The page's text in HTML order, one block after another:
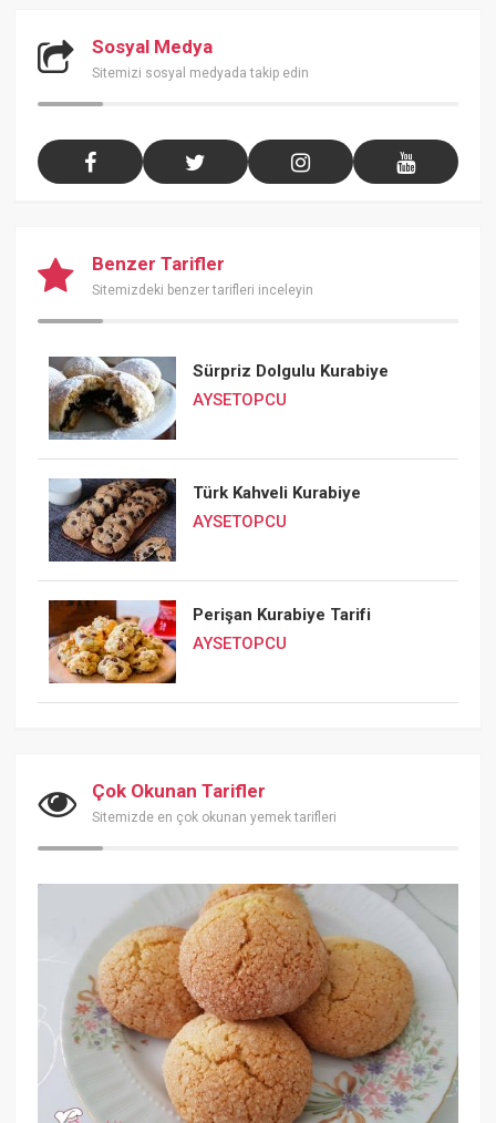
Sosyal Medya
Sitemizi sosyal medyada takip edin
Benzer Tarifler
Sitemizdeki benzer tarifleri inceleyin
Sürpriz Dolgulu Kurabiye
AYSETOPCU
Türk Kahveli Kurabiye
AYSETOPCU
Perişan Kurabiye Tarifi
AYSETOPCU
Çok Okunan Tarifler
Sitemizde en çok okunan yemek tarifleri